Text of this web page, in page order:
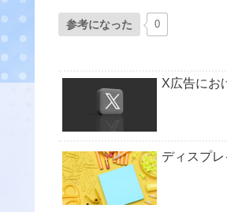
参考になった 0
X広告にお
ディスプ